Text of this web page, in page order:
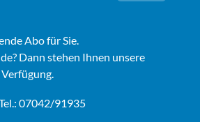
Abo für Sie.
Dann stehen Ihnen unsere
07042/91935